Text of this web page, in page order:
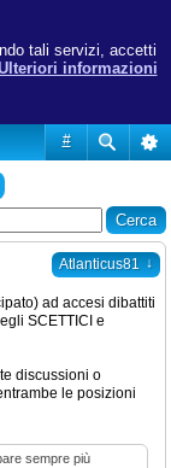
tali servizi, accetti
informazioni
#
Atlanticus81 ↓
ad accesi dibattiti
SCETTICI e
discussioni o
le posizioni
sempre più